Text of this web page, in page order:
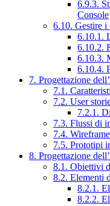
6.9.3.
Console
6.10. Gestire i
6.10.1.
6.10.2.
6.10.3.
6.10.4.
7. Progettazione
7.1.
7.2. User
7.2.1.
7.3. Flussi di
7.4. Wireframe
7.5. Prototipi
8. Progettazione
8.1. Obiettivi
8.2. Elementi
8.2.1.
8.2.2.